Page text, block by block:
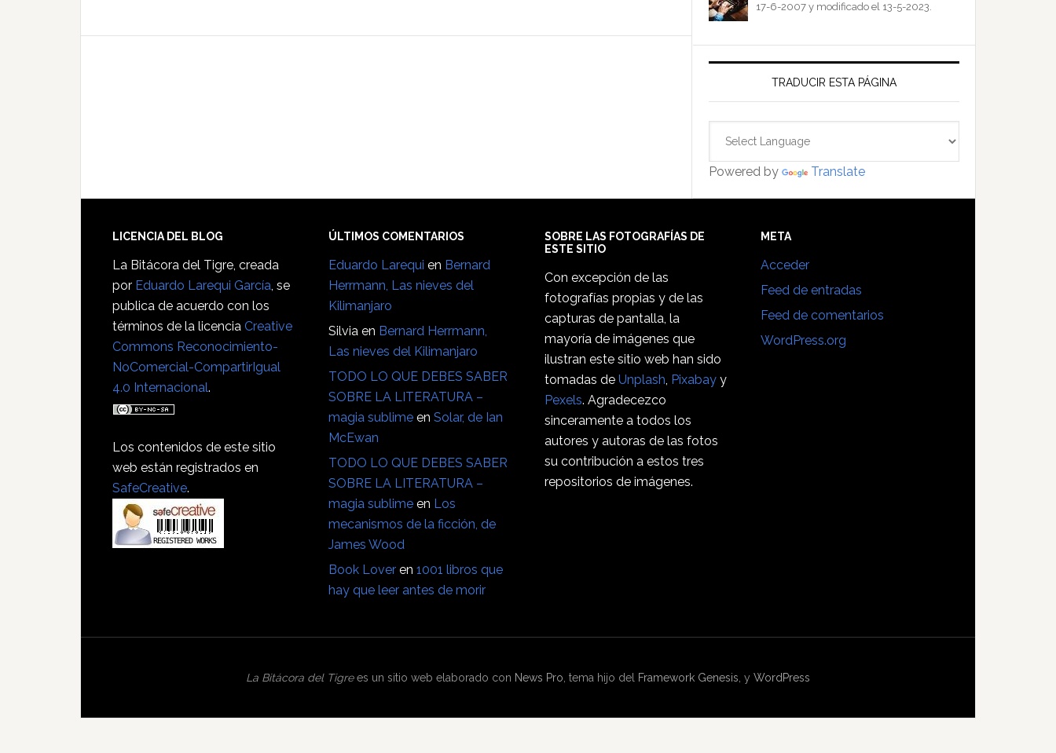
17-6-2007 y modificado el 13-5-2023.
TRADUCIR ESTA PÁGINA
Powered by Translate
Footer
LICENCIA DEL BLOG
La Bitácora del Tigre, creada
por Eduardo Larequi García, se
publica de acuerdo con los
términos de la licencia Creative
Commons Reconocimiento-
NoComercial-CompartirIgual
4.0 Internacional.
Los contenidos de este sitio
web están registrados en
SafeCreative.
ÚLTIMOS COMENTARIOS
Eduardo Larequi en Bernard
Herrmann, Las nieves del
Kilimanjaro
Silvia en Bernard Herrmann,
Las nieves del Kilimanjaro
TODO LO QUE DEBES SABER
SOBRE LA LITERATURA –
magia sublime enSolar, de Ian
McEwan
TODO LO QUE DEBES SABER
SOBRE LA LITERATURA –
magia sublime en Los
mecanismos de la ficción, de
James Wood
Book Lover en1001 libros que
hay que leer antes de morir
SOBRE LAS FOTOGRAFÍAS DE
ESTE SITIO
Con excepción de las
fotografías propias y de las
capturas de pantalla, la
mayoría de imágenes que
ilustran este sitio web han sido
tomadas deUnplash, Pixabay y
Pexels. Agradecezco
sinceramente a todos los
autores y autoras de las fotos
su contribución a estos tres
repositorios de imágenes.
META
Acceder
Feed de entradas
Feed de comentarios
WordPress.org
La Bitácora del Tigrees un sitio web elaborado con News Pro, tema hijo del Framework Genesis, y WordPress